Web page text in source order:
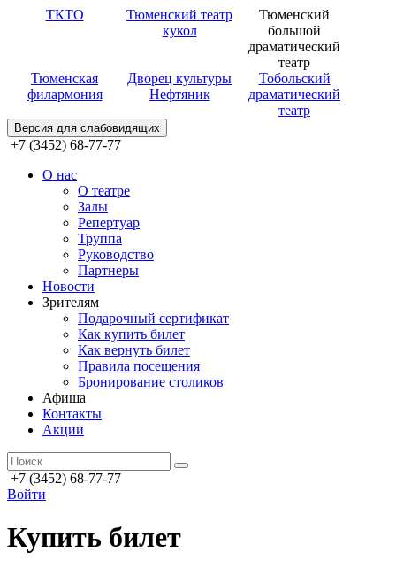
ТКТО
Тюменский театр
кукол
Тюменский
большой
драматический
театр
Тюменская
филармония
Дворец культуры
Нефтяник
Тобольский
драматический
театр
Версия для слабовидящих
+7 (3452) 68-77-77
О нас
О театре
Залы
Репертуар
Труппа
Руководство
Партнеры
Новости
Зрителям
Подарочный сертификат
Как купить билет
Как вернуть билет
Правила посещения
Бронирование столиков
Афиша
Контакты
Акции
+7 (3452) 68-77-77
Войти
Купить билет